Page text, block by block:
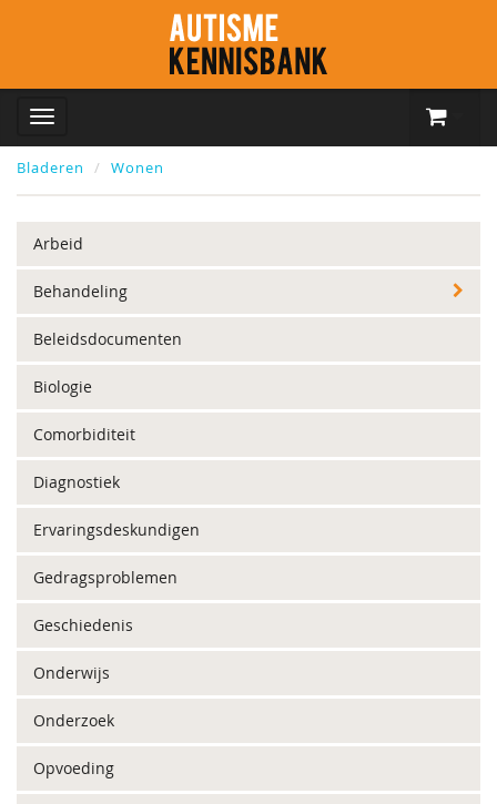
Bladeren Wonen
Arbeid
Behandeling
Beleidsdocumenten
Biologie
Comorbiditeit
Diagnostiek
Ervaringsdeskundigen
Gedragsproblemen
Geschiedenis
Onderwijs
Onderzoek
Opvoeding